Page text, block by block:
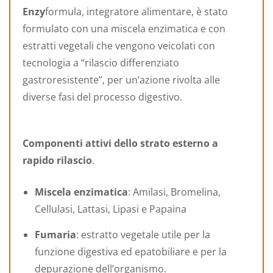
Enzyformula, integratore alimentare, è stato
formulato con una miscela enzimatica e con
estratti vegetali che vengono veicolati con
tecnologia a “rilascio differenziato
gastroresistente”, per un’azione rivolta alle
diverse fasi del processo digestivo.
Componenti attivi dello strato esterno a
rapido rilascio.
Miscela enzimatica: Amilasi, Bromelina,
Cellulasi, Lattasi, Lipasi e Papaina
Fumaria: estratto vegetale utile per la
funzione digestiva ed epatobiliare e per la
depurazione dell’organismo.